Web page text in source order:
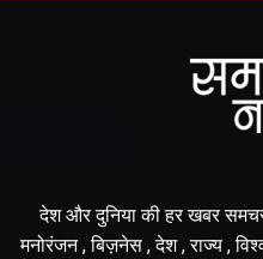
देश और दुनिया की हर खबर
मनोरंजन , बिज़नेस , देश , राज्य ,